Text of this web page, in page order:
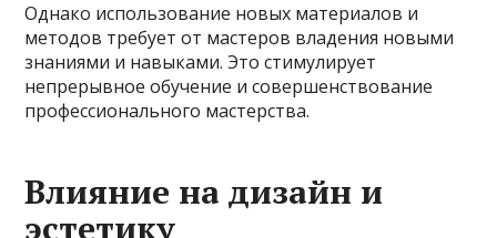
Однако использование новых материалов и
методов требует от мастеров владения новыми
знаниями и навыками. Это стимулирует
непрерывное обучение и совершенствование
профессионального мастерства.
Влияние на дизайн и
эстетику